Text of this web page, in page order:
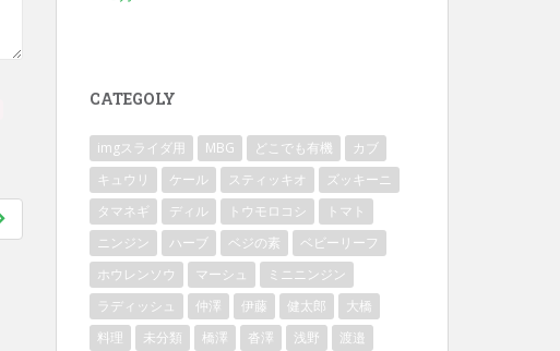
CATEGOLY
imgスライダ用 MBG どこでも有機
カブ
キュウリ
ケール スティッキオ
ズッキーニ
タマネギ
ディル トウモロコシ
トマト
ニンジン
ハーブ ベジの素
ベビーリーフ
ホウレンソウ
マーシュ
ミニニンジン
ラディッシュ
仲澤 伊藤 健太郎
大橋
料理
未分類 橋澤 沓澤 浅野 渡邉